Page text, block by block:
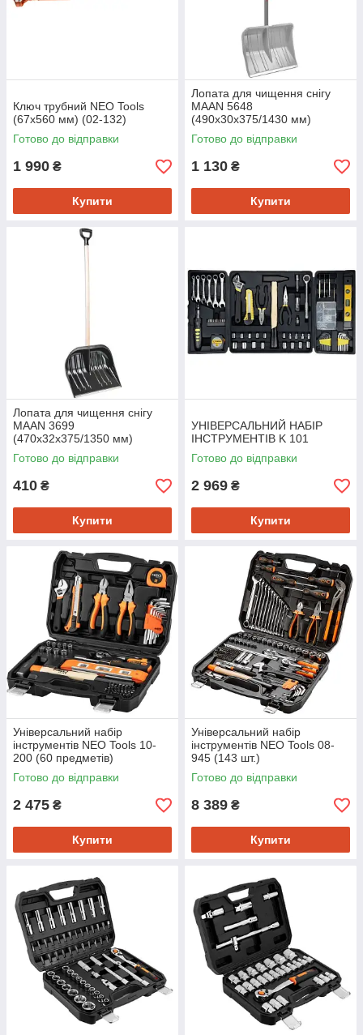
Ключ трубний NEO Tools
(67х560 мм) (02-132)
Готово до відправки
1 990 ₴
Купити
Лопата для чищення снігу
MAAN 5648
(490х30х375/1430 мм)
Готово до відправки
1 130 ₴
Купити
Лопата для чищення снігу
MAAN 3699
(470х32х375/1350 мм)
Готово до відправки
410 ₴
Купити
УНІВЕРСАЛЬНИЙ НАБІР
ІНСТРУМЕНТІВ K 101
Готово до відправки
2 969 ₴
Купити
Універсальний набір
інструментів NEO Tools 10-
200 (60 предметів)
Готово до відправки
2 475 ₴
Купити
Універсальний набір
інструментів NEO Tools 08-
945 (143 шт.)
Готово до відправки
8 389 ₴
Купити